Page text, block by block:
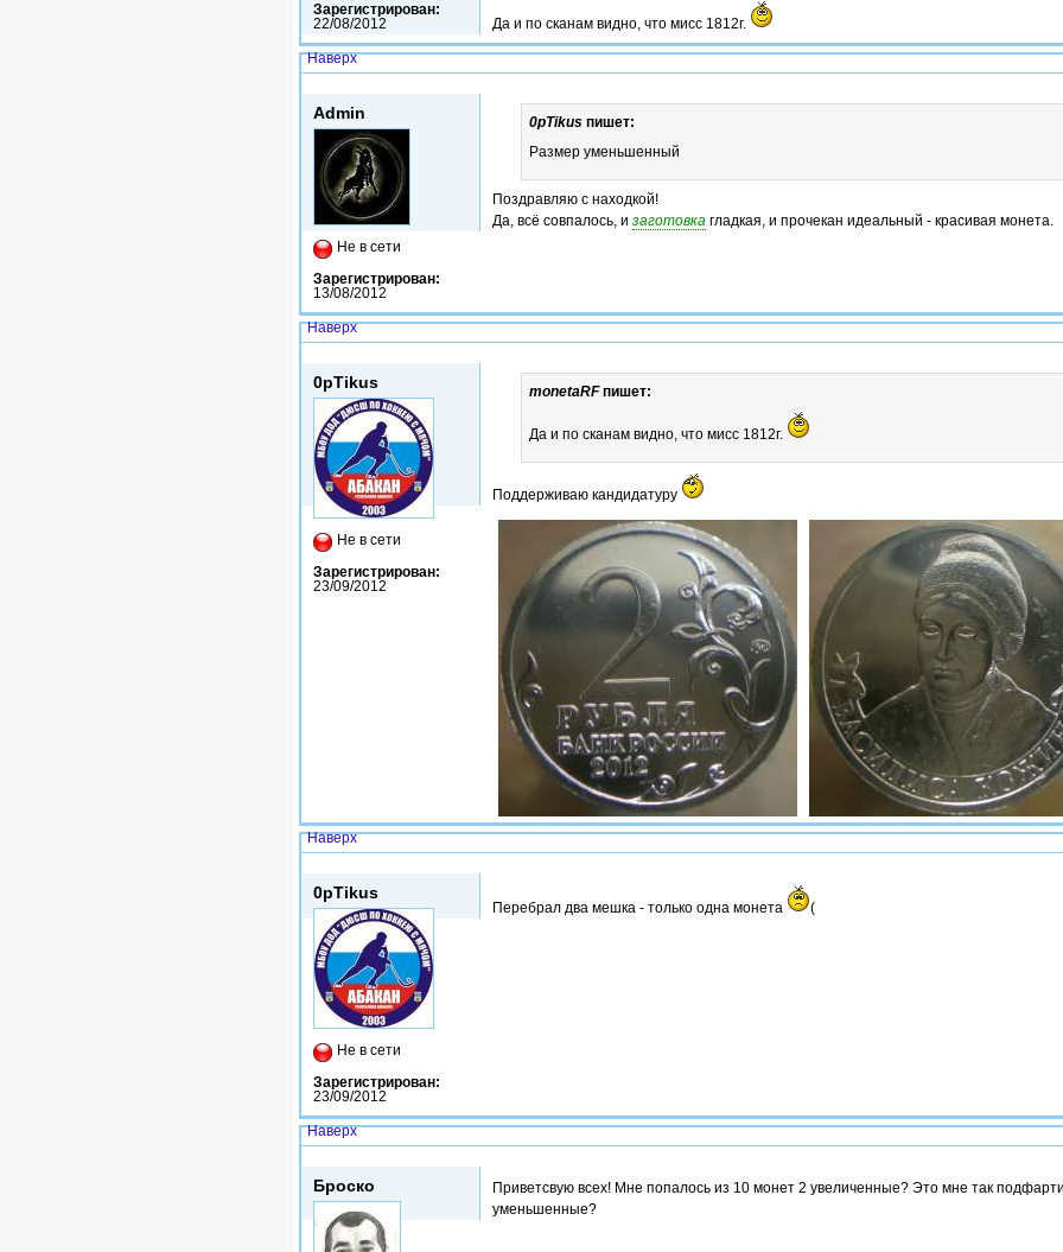
Зарегистрирован:
22/08/2012
Да и по сканам видно, что мисс 1812г.
Наверх
Admin
Не в сети
Зарегистрирован:
13/08/2012
0pTikus пишет:
Размер уменьшенный
Поздравляю с находкой!
Да, всё совпалось, и заготовка гладкая, и прочекан идеальный - красивая монета.
Наверх
0pTikus
Не в сети
Зарегистрирован:
23/09/2012
monetaRFпишет:
Да и по сканам видно, что мисс 1812г.
Поддерживаю кандидатуру
Наверх
0pTikus
Не в сети
Зарегистрирован:
23/09/2012
Перебрал два мешка - только одна монета (
Наверх
Броско
Приветсвую всех! Мне попалось из 10 монет 2 увеличенные? Это мне так
уменьшенные?